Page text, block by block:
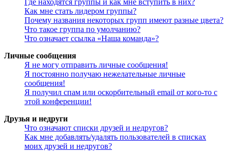
Как мне стать лидером группы?
Почему названия некоторых групп имеют разные цвета?
Что такое группа по умолчанию?
Что означает ссылка «Наша команда»?
Личные сообщения
Я не могу отправить личные сообщения!
Я постоянно получаю нежелательные личные
сообщения!
Я получил спам или оскорбительный email от кого-то с
этой конференции!
Друзья и недруги
Что означают списки друзей и недругов?
Как мне добавлять/удалять пользователей в списках
моих друзей и недругов?